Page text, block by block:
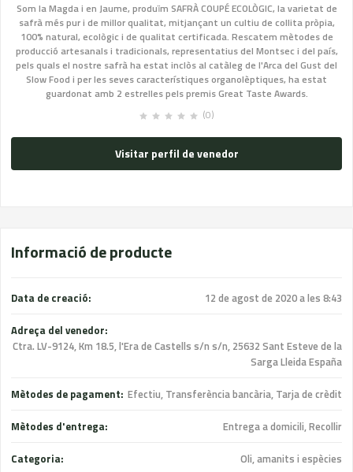
Som la Magda i en Jaume, produïm SAFRÀ COUPÉ ECOLÒGIC, la varietat de
safrà més pur i de millor qualitat, mitjançant un cultiu de collita pròpia,
100% natural, ecològic i de qualitat certificada. Rescatem mètodes de
producció artesanals i tradicionals, representatius del Montsec i del país,
pels quals el nostre safrà ha estat inclòs al catàleg de l'Arca del Gust del
Slow Food i per les seves característiques organolèptiques, ha estat
guardonat amb 2 estrelles pels premis Great Taste Awards.
(0)
Visitar perfil de venedor
Informació de producte
Data de creació: 12 de agost de 2020 a les 8:43
Adreça del venedor:
Ctra. LV-9124, Km 18.5, l'Era de Castells s/n s/n, 25632 Sant Esteve de la
Sarga Lleida España
Mètodes de pagament: Efectiu, Transferència bancària, Tarja de crèdit
Mètodes d'entrega: Entrega a domicili, Recollir
Categoria: Oli, amanits i espècies